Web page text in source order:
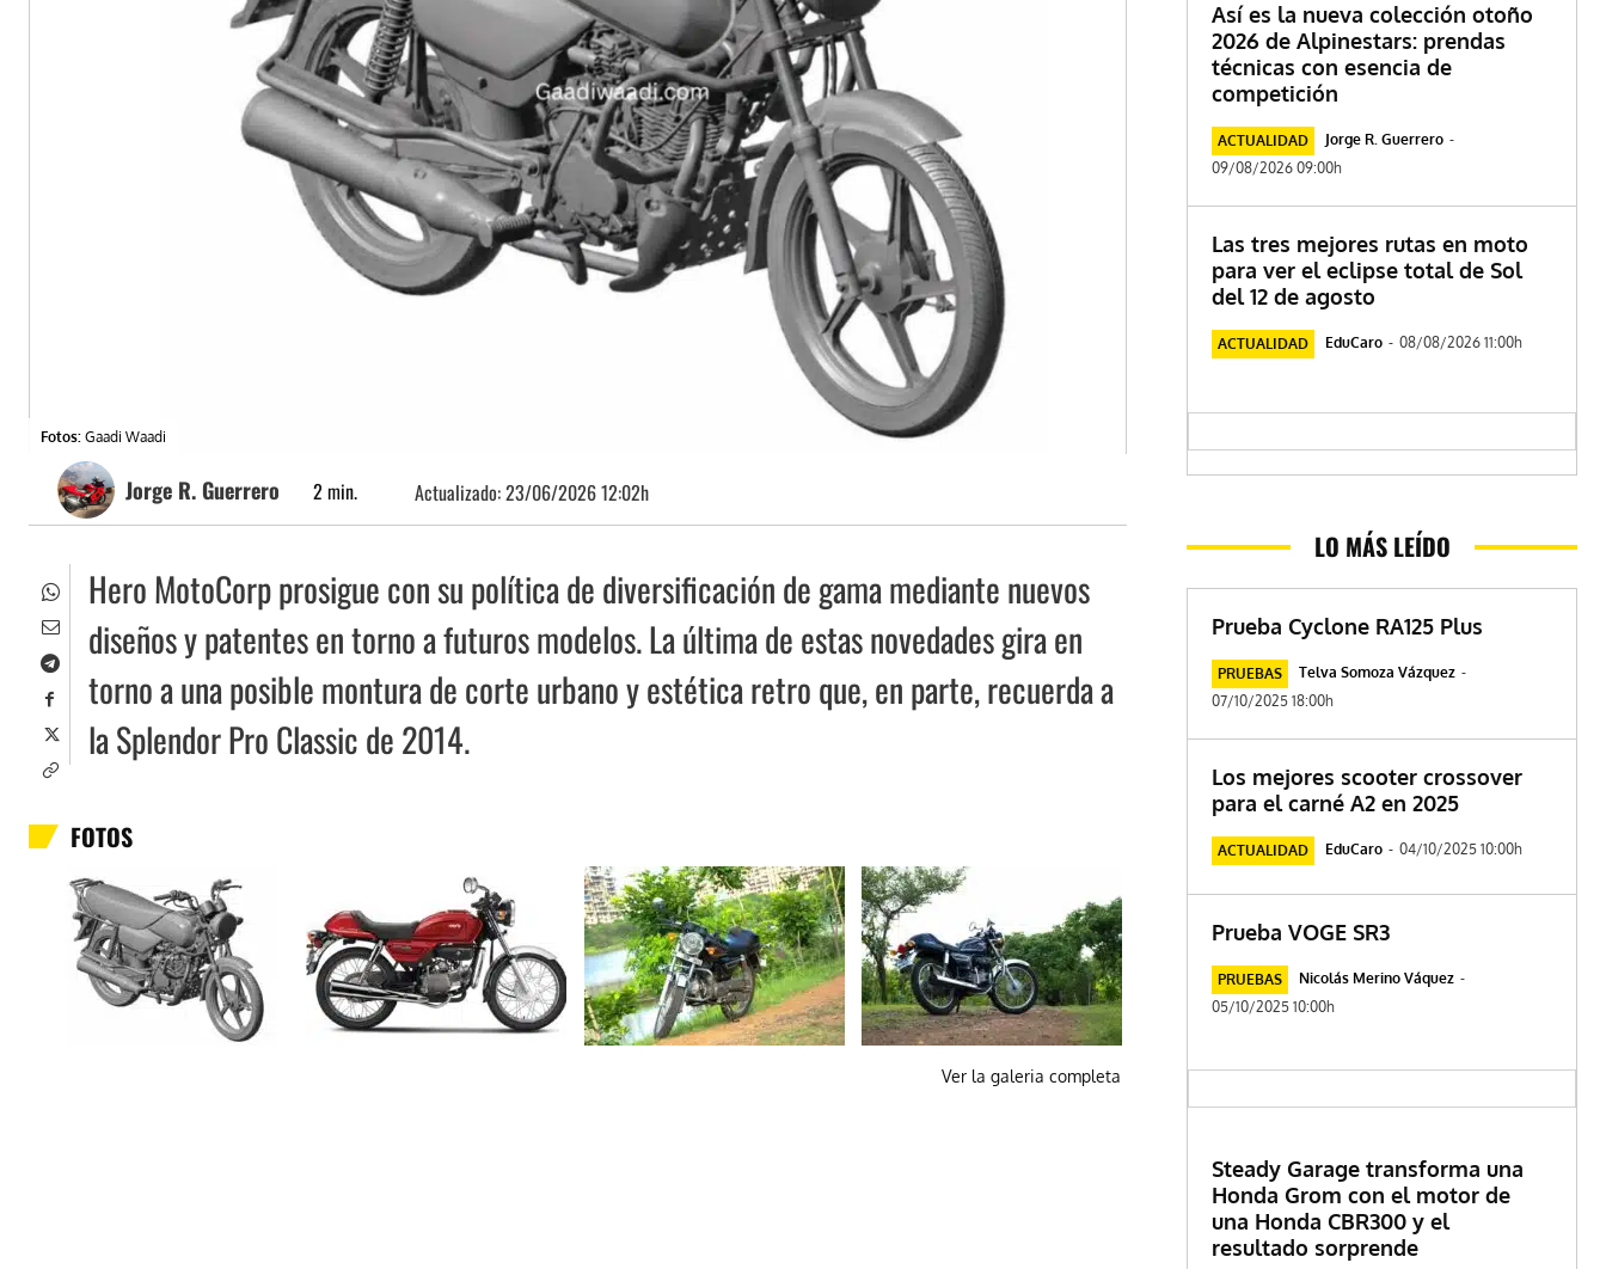
Fotos: Gaadi Waadi
Jorge R. Guerrero 2 min. Actualizado:23/06/2026 12:02h
Hero MotoCorp prosigue con su política de diversificación de gama mediante nuevos
diseños y patentes en torno a futuros modelos. La última de estas novedades gira en
torno a una posible montura de corte urbano y estética retro que, en parte, recuerda a
la Splendor Pro Classic de 2014.
FOTOS
Ver la galeria completa
Así es la nueva colección otoño
2026 de Alpinestars: prendas
técnicas con esencia de
competición
ACTUALIDAD Jorge R. Guerrero -
09/08/2026 09:00h
Las tres mejores rutas en moto
para ver el eclipse total de Sol
del 12 de agosto
ACTUALIDAD EduCaro - 08/08/2026 11:00h
LO MÁS LEÍDO
Prueba Cyclone RA125 Plus
PRUEBAS Telva Somoza Vázquez -
07/10/2025 18:00h
Los mejores scooter crossover
para el carné A2 en 2025
ACTUALIDAD EduCaro - 04/10/2025 10:00h
Prueba VOGE SR3
PRUEBAS Nicolás Merino Váquez -
05/10/2025 10:00h
Steady Garage transforma una
Honda Grom con el motor de
una Honda CBR300 y el
resultado sorprende